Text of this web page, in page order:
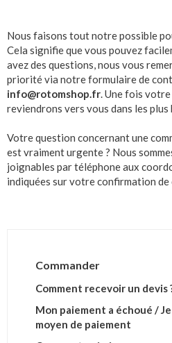
Nous faisons tout notre possible
Cela signifie que vous pouvez
avez des questions, nous vous
priorité via notre formulaire de
info@rotomshop.fr. Une fois votre
reviendrons vers vous dans les plus
Votre question concernant une
est vraiment urgente ? Nous
joignables par téléphone aux
indiquées sur votre confirmation
Commander
Comment recevoir un devis
Mon paiement a échoué /
moyen de paiement